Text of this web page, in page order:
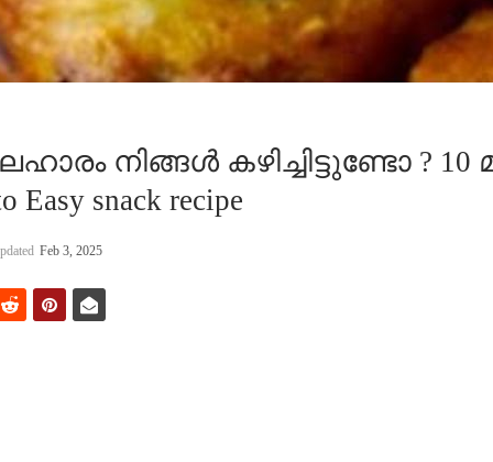
നിങ്ങൾ കഴിച്ചിട്ടുണ്ടോ ?
snack recipe
Feb 3, 2025